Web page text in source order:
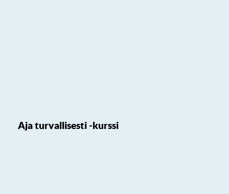
Aja turvallisesti -kurssi